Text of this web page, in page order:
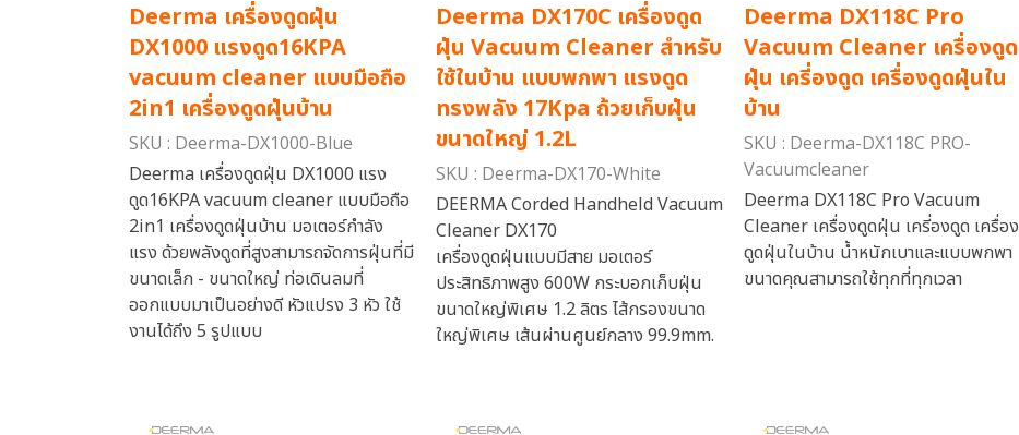
Deerma เครื่องดูดฝุ่น
DX1000 แรงดูด16KPA
vacuum cleaner แบบมือถือ
2in1 เครื่องดูดฝุ่นบ้าน
SKU : Deerma-DX1000-Blue
Deerma เครื่องดูดฝุ่น DX1000 แรง
ดูด16KPA vacuum cleaner แบบมือถือ
2in1 เครื่องดูดฝุ่นบ้าน มอเตอร์กำลัง
แรง ด้วยพลังดูดที่สูงสามารถจัดการฝุ่นที่มี
ขนาดเล็ก - ขนาดใหญ่ ท่อเดินลมที่
ออกแบบมาเป็นอย่างดี หัวแปรง 3 หัว ใช้
งานได้ถึง 5 รูปแบบ
Deerma DX170C เครื่องดูด
ฝุ่น Vacuum Cleaner สำหรับ
ใช้ในบ้าน แบบพกพา แรงดูด
ทรงพลัง 17Kpa ถ้วยเก็บฝุ่น
ขนาดใหญ่ 1.2L
SKU : Deerma-DX170-White
DEERMA Corded Handheld Vacuum
Cleaner DX170
เครื่องดูดฝุ่นแบบมีสาย มอเตอร์
ประสิทธิภาพสูง 600W กระบอกเก็บฝุ่น
ขนาดใหญ่พิเศษ 1.2 ลิตร ไส้กรองขนาด
ใหญ่พิเศษ เส้นผ่านศูนย์กลาง 99.9mm.
Deerma DX118C Pro
Vacuum Cleaner เครื่องดูด
ฝุ่น เครี่องดูด เครื่องดูดฝุ่นใน
บ้าน
SKU : Deerma-DX118C PRO-
Vacuumcleaner
Deerma DX118C Pro Vacuum
Cleaner เครื่องดูดฝุ่น เครี่องดูด เครื่อง
ดูดฝุ่นในบ้าน น้ำหนักเบาและแบบพกพา
ขนาดคุณสามารถใช้ทุกที่ทุกเวลา